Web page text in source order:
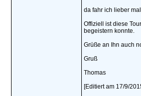
da fahr ich lieber
Offiziell ist diese
begeistern konnte.
Grüße an Ihn auch
Gruß
Thomas
[Editiert am 17/9/